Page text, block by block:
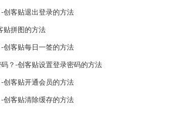
创客贴退出登录的方法
贴拼图的方法
创客贴每日一签的方法
？-创客贴设置登录密码的方法
创客贴开通会员的方法
创客贴清除缓存的方法